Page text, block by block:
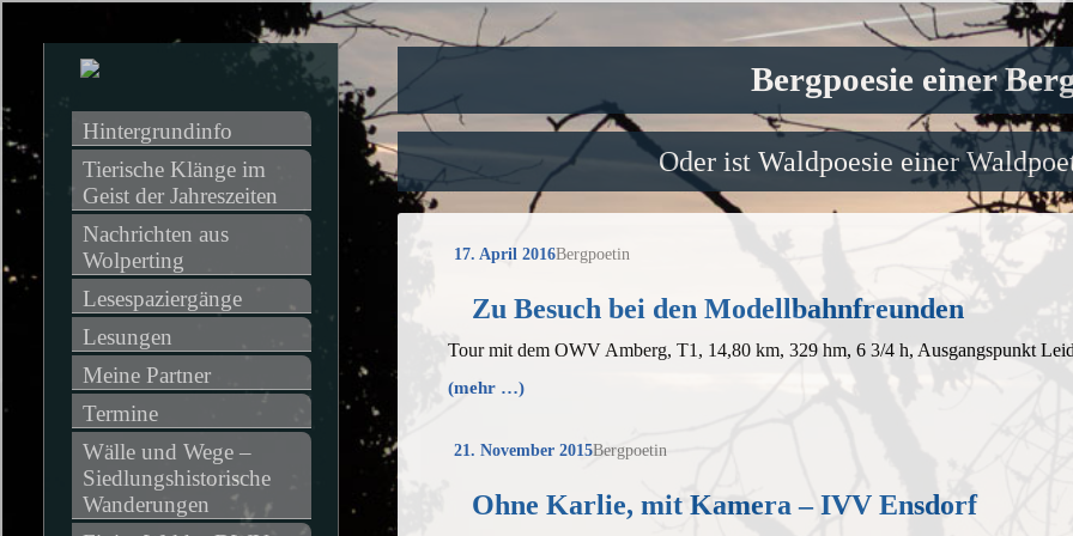
Bergpoesie einer
Oder ist Waldpoesie einer
17. April 2016Bergpoetin
Zu Besuch bei den Modellbahnfreunden
Tour mit dem OWV Amberg, T1, 14,80 km, 329 hm, 6 3/4 h, Ausgangspunkt
(mehr …)
21. November 2015Bergpoetin
Ohne Karlie, mit Kamera – IVV Ensdorf
Hintergrundinfo
Tierische Klänge im
Geist der Jahreszeiten
Nachrichten aus
Wolperting
Lesespaziergänge
Lesungen
Meine Partner
Termine
Wälle und Wege –
Siedlungshistorische
Wanderungen